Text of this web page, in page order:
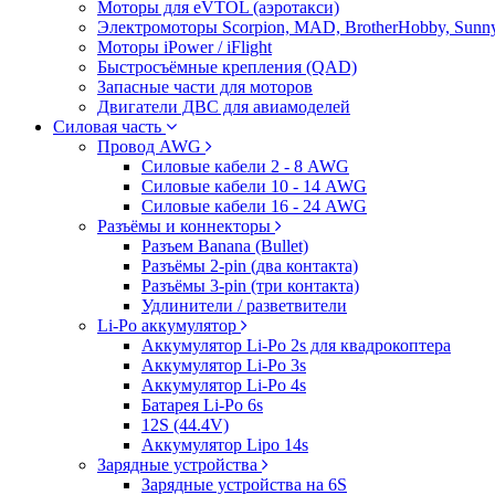
Моторы для eVTOL (аэротакси)
Электромоторы Scorpion, MAD, BrotherHobby,
Моторы iPower / iFlight
Быстросъёмные крепления (QAD)
Запасные части для моторов
Двигатели ДВС для авиамоделей
Силовая часть
Провод AWG
Силовые кабели 2 - 8 AWG
Силовые кабели 10 - 14 AWG
Силовые кабели 16 - 24 AWG
Разъёмы и коннекторы
Разъем Banana (Bullet)
Разъёмы 2-pin (два контакта)
Разъёмы 3-pin (три контакта)
Удлинители / разветвители
Li-Po аккумулятор
Аккумулятор Li-Po 2s для квадрокоптера
Аккумулятор Li-Po 3s
Аккумулятор Li-Po 4s
Батарея Li-Po 6s
12S (44.4V)
Аккумулятор Lipo 14s
Зарядные устройства
Зарядные устройства на 6S